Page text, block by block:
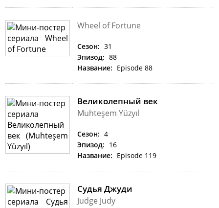
Wheel of Fortune
Сезон: 31
Эпизод: 88
Название: Episode 88
Великолепный век
Muhteşem Yüzyıl
Сезон: 4
Эпизод: 16
Название: Episode 119
Судья Джуди
Judge Judy